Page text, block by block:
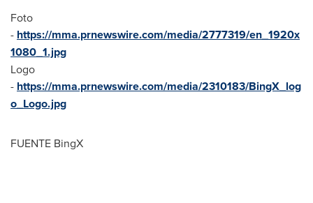
Foto
- https://mma.prnewswire.com/media/2777319/en_1920x
1080_1.jpg
Logo
- https://mma.prnewswire.com/media/2310183/BingX_log
o_Logo.jpg
FUENTE BingX